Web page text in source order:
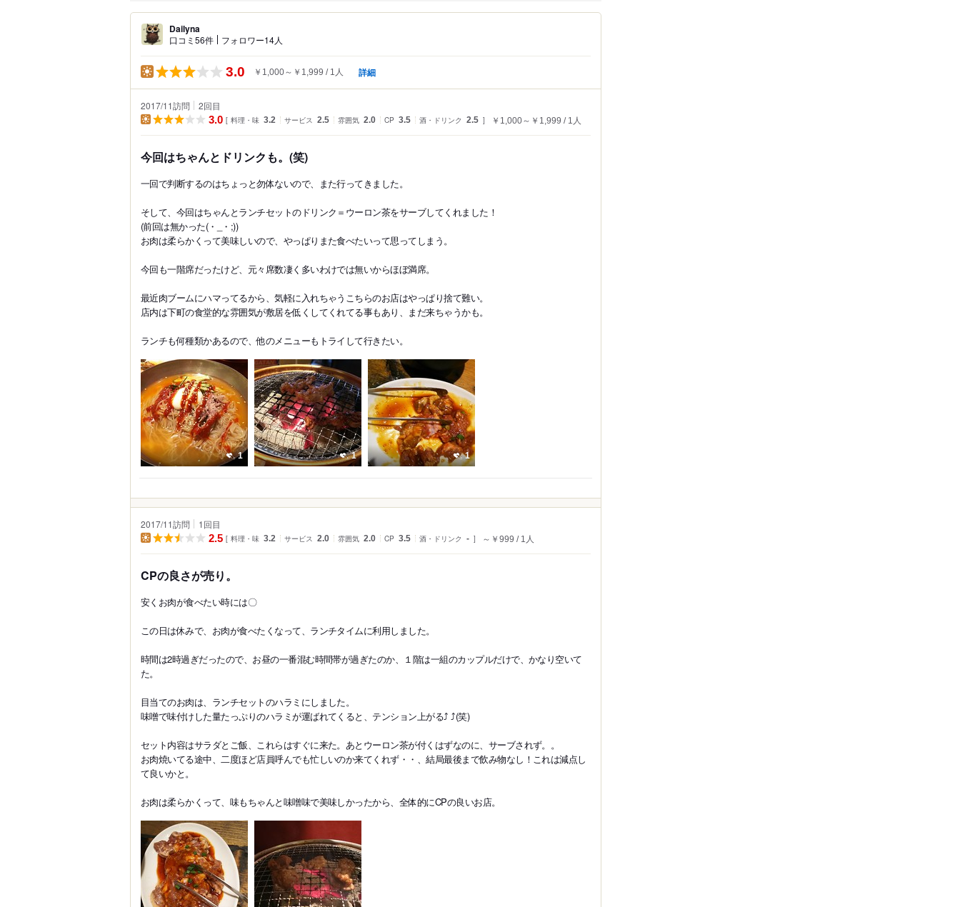
Dailyna
口コミ56件 フォロワー14人
3.0 ￥1,000～￥1,999 1人 詳細
2017/11訪問 2回目
3.0
料理・味 3.2 サービス 2.5 雰囲気 2.0 CP 3.5 酒・ドリンク 2.5 ￥1,000～￥1,999 1人
今回はちゃんとドリンクも。(笑)
一回で判断するのはちょっと勿体ないので、また行ってきました。
そして、今回はちゃんとランチセットのドリンク＝ウーロン茶をサーブしてくれました！
(前回は無かった(・_・;))
お肉は柔らかくって美味しいので、やっぱりまた食べたいって思ってしまう。
今回も一階席だったけど、元々席数凄く多いわけでは無いからほぼ満席。
最近肉ブームにハマってるから、気軽に入れちゃうこちらのお店はやっぱり捨て難い。
店内は下町の食堂的な雰囲気が敷居を低くしてくれてる事もあり、まだ来ちゃうかも。
ランチも何種類かあるので、他のメニューもトライして行きたい。
1 1 1
2017/11訪問 1回目
2.5
料理・味 3.2 サービス 2.0 雰囲気 2.0 CP 3.5 酒・ドリンク - ～￥999 1人
CPの良さが売り。
安くお肉が食べたい時には〇
この日は休みで、お肉が食べたくなって、ランチタイムに利用しました。
時間は2時過ぎだったので、お昼の一番混む時間帯が過ぎたのか、１階は一組のカップルだけで、かなり空いて
た。
目当てのお肉は、ランチセットのハラミにしました。
味噌で味付けした量たっぷりのハラミが運ばれてくると、テンション上がる⤴︎ ⤴︎(笑)
セット内容はサラダとご飯、これらはすぐに来た。あとウーロン茶が付くはずなのに、サーブされず。。
お肉焼いてる途中、二度ほど店員呼んでも忙しいのか来てくれず・・、結局最後まで飲み物なし！これは減点し
て良いかと。
お肉は柔らかくって、味もちゃんと味噌味で美味しかったから、全体的にCPの良いお店。